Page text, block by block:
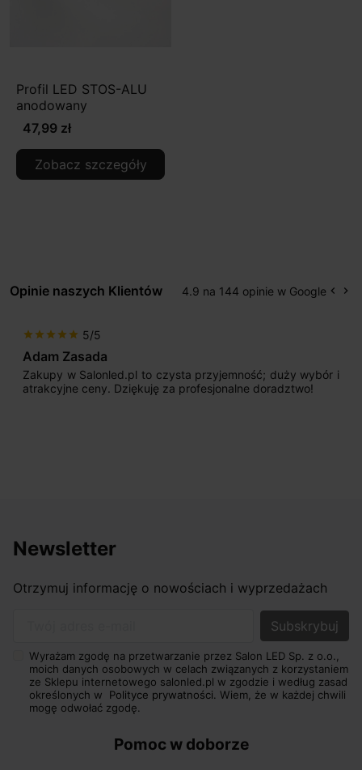
Profil LED STOS-ALU
anodowany
47,99 zł
Zobacz szczegóły
Opinie naszych Klientów 4.9 na 144 opinie w Google keyboard_arrow_left keyboard_arrow_right
star star star star star 5/5
Adam Zasada
Zakupy w Salonled.pl to czysta przyjemność; duży wybór i
atrakcyjne ceny. Dziękuję za profesjonalne doradztwo!
Newsletter
Otrzymuj informację o nowościach i wyprzedażach
Wyrażam zgodę na przetwarzanie przez Salon LED Sp. z o.o.,
moich danych osobowych w celach związanych z korzystaniem
ze Sklepu internetowego salonled.pl w zgodzie i według zasad
określonych w Polityce prywatności. Wiem, że w każdej chwili
mogę odwołać zgodę.
Pomoc w doborze